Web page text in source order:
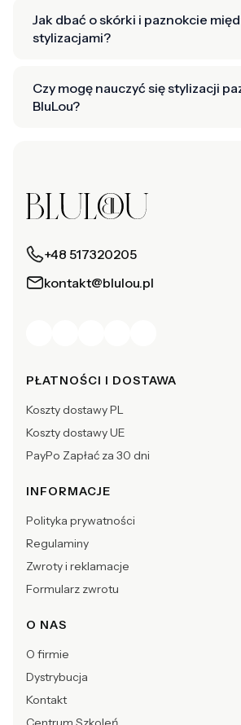
Jak dbać o skórki i paznokcie
stylizacjami?
Czy mogę nauczyć się stylizacji
BluLou?
+48 517320205
kontakt@blulou.pl
Linki w stopce
PŁATNOŚCI I DOSTAWA
Koszty dostawy PL
Koszty dostawy UE
PayPo Zapłać za 30 dni
INFORMACJE
Polityka prywatności
Regulaminy
Zwroty i reklamacje
Formularz zwrotu
O NAS
O firmie
Dystrybucja
Kontakt